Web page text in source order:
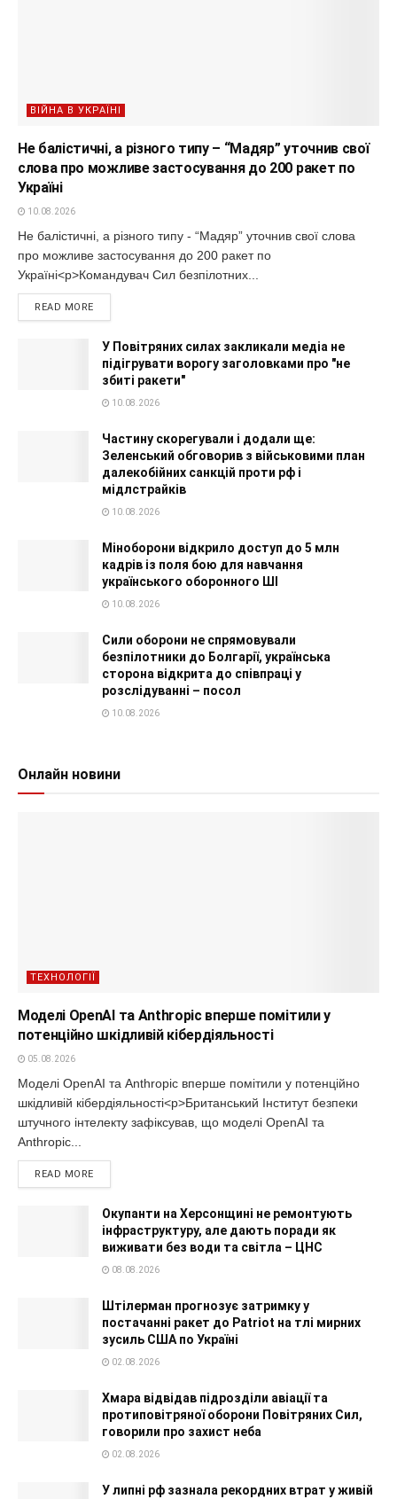
ВІЙНА В УКРАЇНІ
Не балістичні, а різного типу – “Мадяр” уточнив свої
слова про можливе застосування до 200 ракет по
Україні
10.08.2026
Не балістичні, а різного типу - “Мадяр” уточнив свої слова
про можливе застосування до 200 ракет по
Україні<p>Командувач Сил безпілотних...
READ MORE
У Повітряних силах закликали медіа не
підігрувати ворогу заголовками про "не
збиті ракети"
10.08.2026
Частину скорегували і додали ще:
Зеленський обговорив з військовими план
далекобійних санкцій проти рф і
мідлстрайків
10.08.2026
Міноборони відкрило доступ до 5 млн
кадрів із поля бою для навчання
українського оборонного ШІ
10.08.2026
Сили оборони не спрямовували
безпілотники до Болгарії, українська
сторона відкрита до співпраці у
розслідуванні – посол
10.08.2026
Онлайн новини
ТЕХНОЛОГІЇ
Моделі OpenAI та Anthropic вперше помітили у
потенційно шкідливій кібердіяльності
05.08.2026
Моделі OpenAI та Anthropic вперше помітили у потенційно
шкідливій кібердіяльності<p>Британський Інститут безпеки
штучного інтелекту зафіксував, що моделі OpenAI та
Anthropic...
READ MORE
Окупанти на Херсонщині не ремонтують
інфраструктуру, але дають поради як
виживати без води та світла – ЦНС
08.08.2026
Штілерман прогнозує затримку у
постачанні ракет до Patriot на тлі мирних
зусиль США по Україні
02.08.2026
Хмара відвідав підрозділи авіації та
протиповітряної оборони Повітряних Сил,
говорили про захист неба
02.08.2026
У липні рф зазнала рекордних втрат у живій